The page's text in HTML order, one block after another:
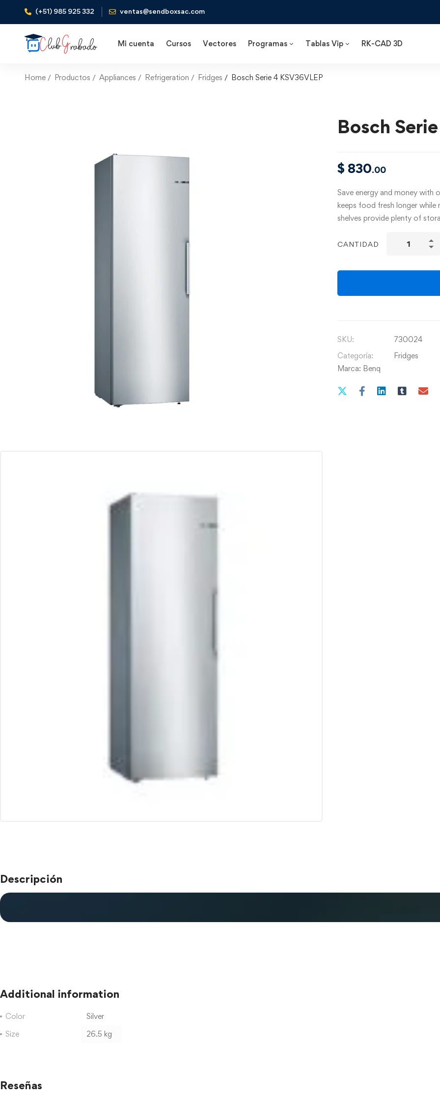
(+51) 985 925 332 ventas@sendboxsac.com
Mi cuenta Cursos Vectores Programas Tablas Vip RK-CAD 3D
Home Productos Appliances Refrigeration Fridges Bosch Serie 4 KSV36VLEP
Bosch
$ 830.00
Save energy and money
keeps food fresh longer
shelves provide plenty of
CANTIDAD
SKU:
730024
Categoría:
Fridges
Marca: Benq
Descripción
Additional information
Color
Silver
Size
26.5 kg
Reseñas